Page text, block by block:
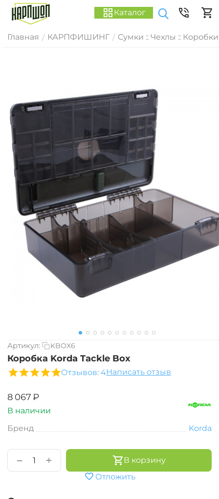
Каталог
Главная / КАРПФИШИНГ / Сумки :: Чехлы :: Коробки
Артикул: KBOX6
Коробка Korda Tackle Box
Отзывов: 4Написать отзыв
‍8 067‍₽
В наличии
Бренд
Korda
+
−
В корзину
Отложить